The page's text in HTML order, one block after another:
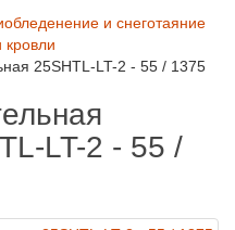
и снеготаяние
кровли
25SHTL-LT-2 - 55 / 1375
LT-2 - 55 /